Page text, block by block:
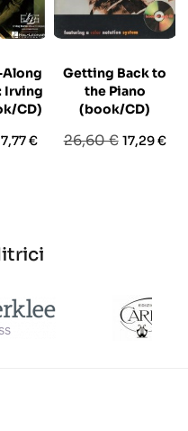
Along
Irving
CD)
€
Getting Back to
the Piano
(book/CD)
Prezzo
26,60 € Prezzo
17,29 €